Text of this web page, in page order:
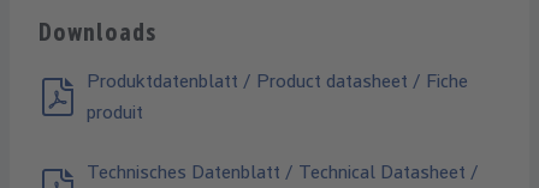
Downloads
Produktdatenblatt / Product datasheet / Fiche
produit
Technisches Datenblatt / Technical Datasheet /